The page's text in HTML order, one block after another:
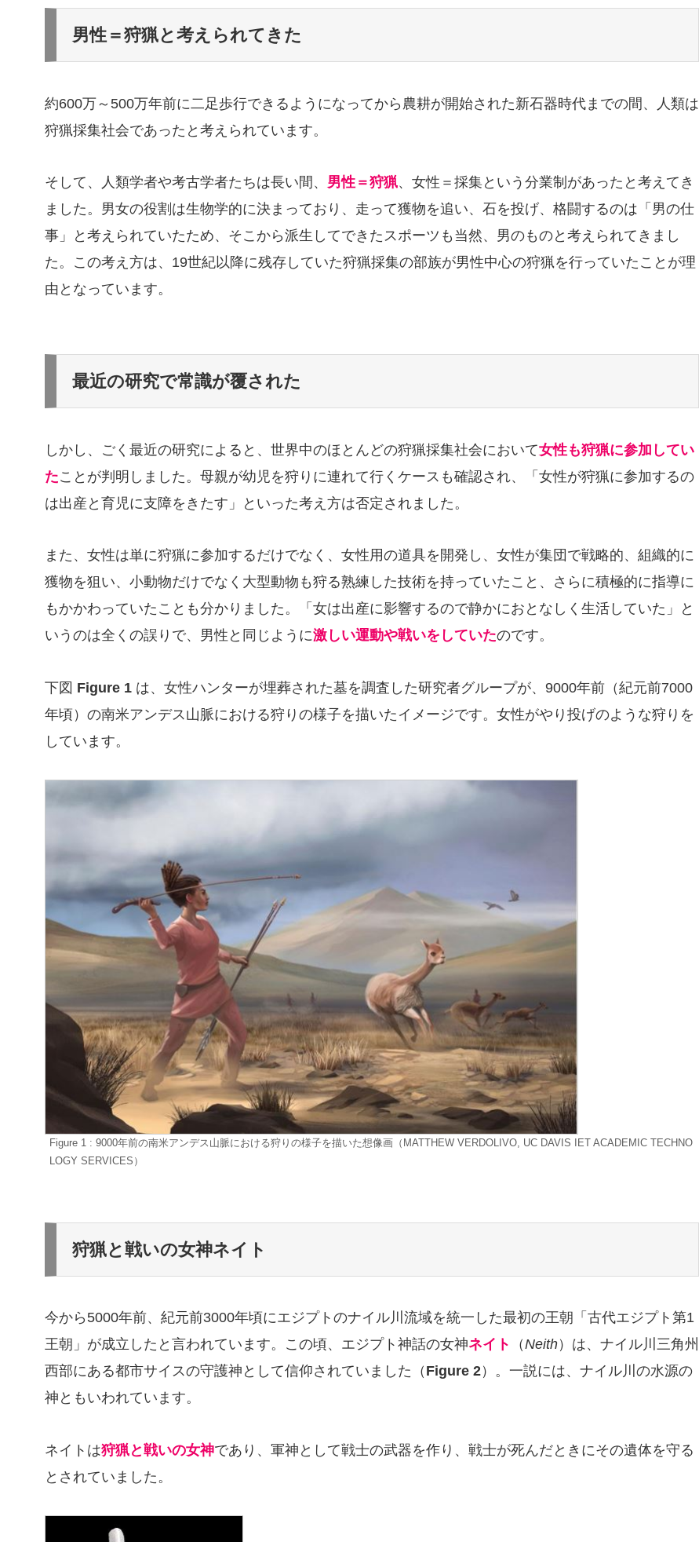
男性＝狩猟と考えられてきた
約600万～500万年前に二足歩行できるようになってから農耕が開始された新石器時代までの間、人類は
狩猟採集社会であったと考えられています。
そして、人類学者や考古学者たちは長い間、 男性＝狩猟、女性＝採集という分業制があったと考えてき
ました。男女の役割は生物学的に決まっており、走って獲物を追い、石を投げ、格闘するのは「男の仕
事」と考えられていたため、そこから派生してできたスポーツも当然、男のものと考えられてきまし
た。この考え方は、19世紀以降に残存していた狩猟採集の部族が男性中心の狩猟を行っていたことが理
由となっています。
最近の研究で常識が覆された
しかし、ごく最近の研究によると、世界中のほとんどの狩猟採集社会において女性も狩猟に参加してい
たことが判明しました。母親が幼児を狩りに連れて行くケースも確認され、「女性が狩猟に参加するの
は出産と育児に支障をきたす」といった考え方は否定されました。
また、女性は単に狩猟に参加するだけでなく、女性用の道具を開発し、女性が集団で戦略的、組織的に
獲物を狙い、小動物だけでなく大型動物も狩る熟練した技術を持っていたこと、さらに積極的に指導に
もかかわっていたことも分かりました。「女は出産に影響するので静かにおとなしく生活していた」と
いうのは全くの誤りで、男性と同じように激しい運動や戦いをしていたのです。
下図 Figure 1 は、女性ハンターが埋葬された墓を調査した研究者グループが、9000年前（紀元前7000
年頃）の南米アンデス山脈における狩りの様子を描いたイメージです。女性がやり投げのような狩りを
しています。
Figure 1 : 9000年前の南米アンデス山脈における狩りの様子を描いた想像画（MATTHEW VERDOLIVO, UC DAVIS IET ACADEMIC TECHNO
LOGY SERVICES）
狩猟と戦いの女神ネイト
今から5000年前、紀元前3000年頃にエジプトのナイル川流域を統一した最初の王朝「古代エジプト第1
王朝」が成立したと言われています。この頃、エジプト神話の女神ネイト （Neith）は、ナイル川三角州
西部にある都市サイスの守護神として信仰されていました（ Figure 2）。一説には、ナイル川の水源の
神ともいわれています。
ネイトは狩猟と戦いの女神であり、軍神として戦士の武器を作り、戦士が死んだときにその遺体を守る
とされていました。